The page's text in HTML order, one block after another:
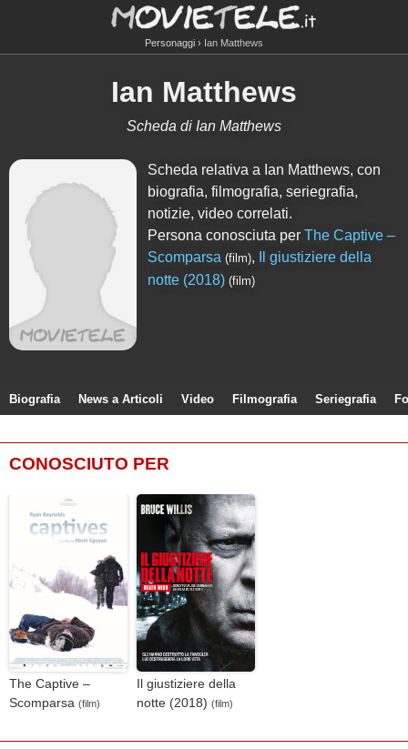
Personaggi Ian Matthews
Ian Matthews
Scheda di Ian Matthews
Scheda relativa a Ian Matthews, con
biografia, filmografia, seriegrafia,
notizie, video correlati.
Persona conosciuta perThe Captive –
Scomparsa (film),
Il giustiziere della
notte (2018) (film)
Biografia News a Articoli Video Filmografia Seriegrafia
CONOSCIUTO PER
The Captive –
Scomparsa (film)
Il giustiziere della
notte (2018) (film)